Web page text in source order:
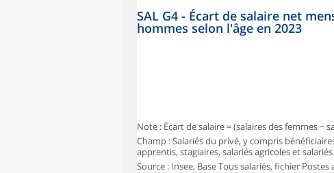
SAL G4 - Écart de salaire net
hommes selon l'âge en 2023
Note : Écart de salaire = (salaires des femmes −
Champ : Salariés du privé, y compris
apprentis, stagiaires, salariés agricoles et
Source : Insee, Base Tous salariés, fichier